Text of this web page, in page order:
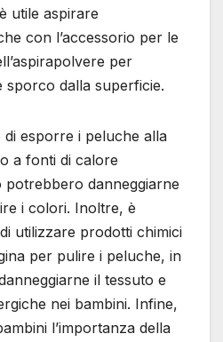
utile aspirare
con l’accessorio per le
per
dalla superficie.
di esporre i peluche alla
a fonti di calore
potrebbero danneggiarne
i colori. Inoltre, è
utilizzare prodotti chimici
per pulire i peluche, in
il tessuto e
nei bambini. Infine,
l’importanza della